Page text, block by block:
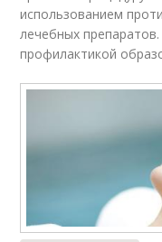
использованием
лечебных
профилактикой